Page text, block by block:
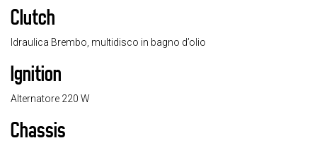
Clutch
Idraulica Brembo, multidisco in bagno d’olio
Ignition
Alternatore 220 W
Chassis